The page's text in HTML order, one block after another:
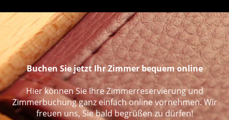
Buchen Sie jetzt Ihr Zimmer bequem online
Hier können Sie Ihre Zimmerreservierung und
Zimmerbuchung ganz einfach online vornehmen. Wir
freuen uns, Sie bald begrüßen zu dürfen!